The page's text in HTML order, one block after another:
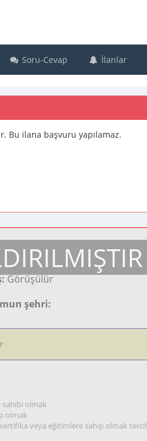
Soru-Cevap İlanlar
Bu ilana başvuru yapılamaz.
Görüşülür
şehri:
sahibi olmak
olmak
veya eğitimlere sahip olmak